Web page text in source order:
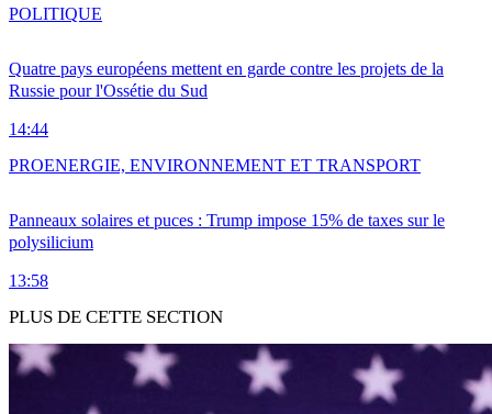
Quatre pays européens mettent en garde contre les projets de la
Russie pour l'Ossétie du Sud
14:44
POLITIQUE
Panneaux solaires et puces : Trump impose 15% de taxes sur le
polysilicium
13:58
PROENERGIE, ENVIRONNEMENT ET TRANSPORT
PLUS DE CETTE SECTION